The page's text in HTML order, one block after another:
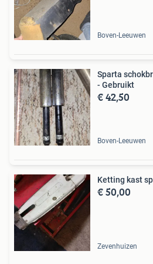
Boven-Leeuwen
Sparta
- Gebruikt
€ 42,50
Boven-Leeuwen
Ketting kast
€ 50,00
Zevenhuizen